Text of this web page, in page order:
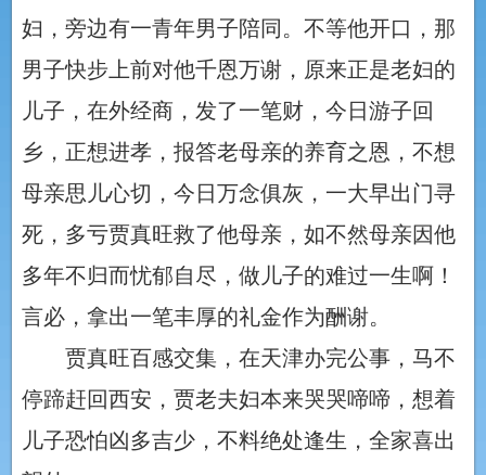
妇，旁边有一青年男子陪同。不等他开口，那
男子快步上前对他千恩万谢，原来正是老妇的
儿子，在外经商，发了一笔财，今日游子回
乡，正想进孝，报答老母亲的养育之恩，不想
母亲思儿心切，今日万念俱灰，一大早出门寻
死，多亏贾真旺救了他母亲，如不然母亲因他
多年不归而忧郁自尽，做儿子的难过一生啊！
言必，拿出一笔丰厚的礼金作为酬谢。
贾真旺百感交集，在天津办完公事，马不
停蹄赶回西安，贾老夫妇本来哭哭啼啼，想着
儿子恐怕凶多吉少，不料绝处逢生，全家喜出